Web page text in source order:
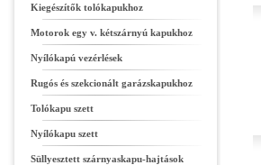
Kiegészítők tolókapukhoz
Motorok egy v. kétszárnyú kapukhoz
Nyílókapú vezérlések
Rugós és szekcionált garázskapukhoz
Tolókapu szett
Nyílókapu szett
Süllyesztett szárnyaskapu-hajtások